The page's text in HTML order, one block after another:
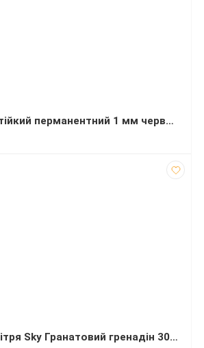
Маркер водостійкий перманентний 1 мм червоний
Освіжувач повітря Sky Гранатовий гренадін 300 мілілітрів